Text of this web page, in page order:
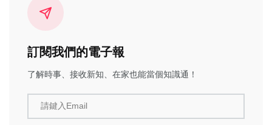
訂閱我們的電子報
了解時事、接收新知、在家也能當個知識通！
請鍵入Email